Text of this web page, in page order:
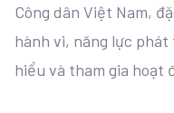
Công dân Việt Nam,
hành vi, năng lực
hiểu và tham gia hoạt